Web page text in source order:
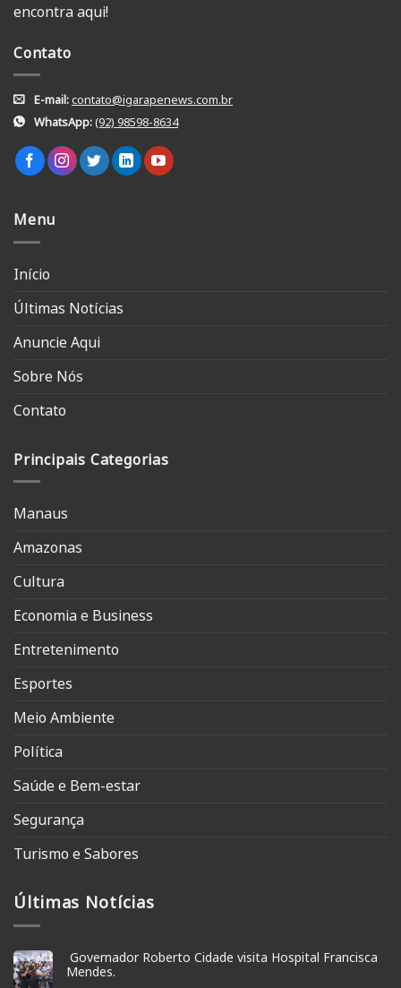
encontra aqui!
Contato
E-mail:contato@igarapenews.com.br
WhatsApp:(92) 98598-8634
Menu
Início
Últimas Notícias
Anuncie Aqui
Sobre Nós
Contato
Principais Categorias
Manaus
Amazonas
Cultura
Economia e Business
Entretenimento
Esportes
Meio Ambiente
Política
Saúde e Bem-estar
Segurança
Turismo e Sabores
Últimas Notícias
Governador Roberto Cidade visita Hospital Francisca
Mendes.